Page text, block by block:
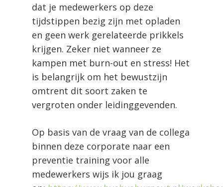
dat je medewerkers op deze
tijdstippen bezig zijn met opladen
en geen werk gerelateerde prikkels
krijgen. Zeker niet wanneer ze
kampen met burn-out en stress! Het
is belangrijk om het bewustzijn
omtrent dit soort zaken te
vergroten onder leidinggevenden.
Op basis van de vraag van de collega
binnen deze corporate naar een
preventie training voor alle
medewerkers wijs ik jou graag